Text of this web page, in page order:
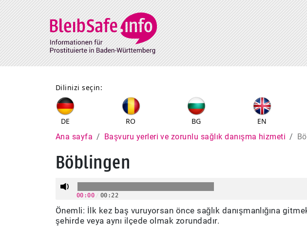
Direkt zum Inhalt
Dilinizi seçin:
DE RO BG EN
Pfadnavigation
Ana sayfa Başvuru yerleri ve zorunlu sağlık danışma hizmeti
Böblingen
00:00 00:22
Önemli: İlk kez baş vuruyorsan önce sağlık danışmanlığına
şehirde veya aynı ilçede olmak zorundadır.